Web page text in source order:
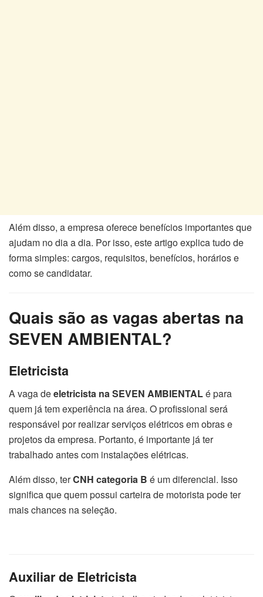
Além disso, a empresa oferece benefícios importantes que
ajudam no dia a dia. Por isso, este artigo explica tudo de
forma simples: cargos, requisitos, benefícios, horários e
como se candidatar.
Quais são as vagas abertas na
SEVEN AMBIENTAL?
Eletricista
A vaga deeletricista na SEVEN AMBIENTALé para
quem já tem experiência na área. O profissional será
responsável por realizar serviços elétricos em obras e
projetos da empresa. Portanto, é importante já ter
trabalhado antes com instalações elétricas.
Além disso, terCNH categoria B é um diferencial. Isso
significa que quem possui carteira de motorista pode ter
mais chances na seleção.
Auxiliar de Eletricista